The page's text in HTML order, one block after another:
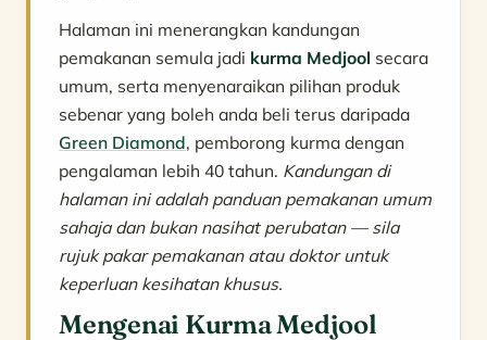
Halaman ini menerangkan kandungan
pemakanan semula jadi kurma Medjool secara
umum, serta menyenaraikan pilihan produk
sebenar yang boleh anda beli terus daripada
Green Diamond, pemborong kurma dengan
pengalaman lebih 40 tahun. Kandungan di
halaman ini adalah panduan pemakanan umum
sahaja dan bukan nasihat perubatan — sila
rujuk pakar pemakanan atau doktor untuk
keperluan kesihatan khusus.
Mengenai Kurma Medjool